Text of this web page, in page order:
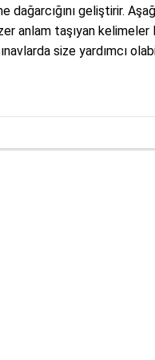
geliştirir.
anlam taşıyan
size yardımcı